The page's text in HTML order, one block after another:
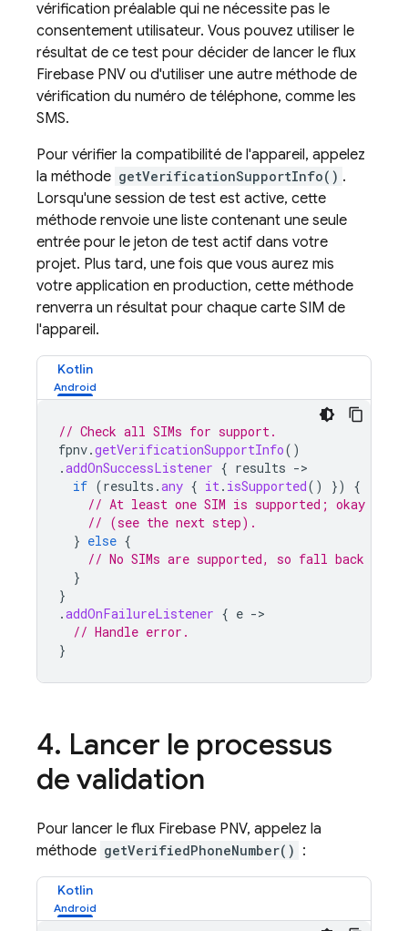
vérification préalable qui ne nécessite pas le
consentement utilisateur. Vous pouvez utiliser le
résultat de ce test pour décider de lancer le flux
Firebase PNV ou d'utiliser une autre méthode de
vérification du numéro de téléphone, comme les
SMS.
Pour vérifier la compatibilité de l'appareil, appelez
la méthode getVerificationSupportInfo() .
Lorsqu'une session de test est active, cette
méthode renvoie une liste contenant une seule
entrée pour le jeton de test actif dans votre
projet. Plus tard, une fois que vous aurez mis
votre application en production, cette méthode
renverra un résultat pour chaque carte SIM de
l'appareil.
Kotlin
// Check all SIMs for support.
fpnv.getVerificationSupportInfo()
.addOnSuccessListener { results -
if (results .any { it. isSupported() })
{
// At least one SIM is supported; okay to
// (see the next step).
} else {
// No SIMs are supported, so fall back to
}
}
.addOnFailureListener { e -
// Handle error.
}
4. Lancer le processus
de validation
Pour lancer le flux Firebase PNV, appelez la
méthode getVerifiedPhoneNumber() :
Kotlin